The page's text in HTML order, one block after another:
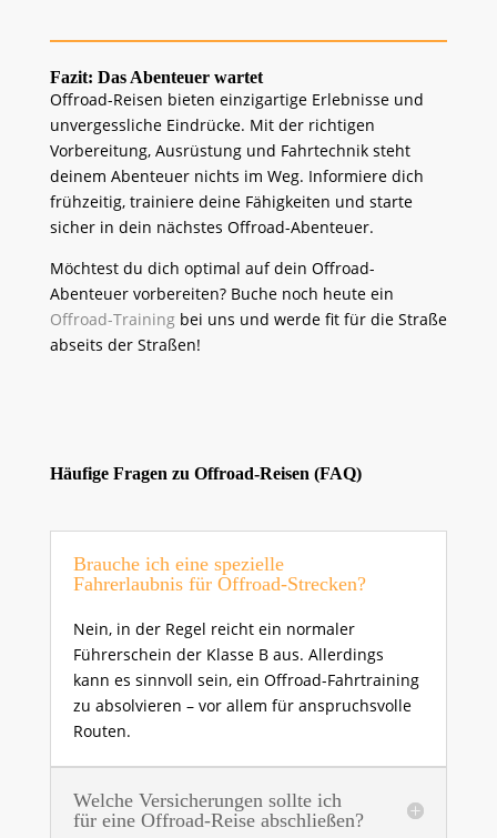
Fazit: Das Abenteuer wartet
Offroad-Reisen bieten einzigartige Erlebnisse und
unvergessliche Eindrücke. Mit der richtigen
Vorbereitung, Ausrüstung und Fahrtechnik steht
deinem Abenteuer nichts im Weg. Informiere dich
frühzeitig, trainiere deine Fähigkeiten und starte
sicher in dein nächstes Offroad-Abenteuer.
Möchtest du dich optimal auf dein Offroad-
Abenteuer vorbereiten? Buche noch heute ein
Offroad-Trainingbei uns und werde fit für die Straße
abseits der Straßen!
Häufige Fragen zu Offroad-Reisen (FAQ)
Brauche ich eine spezielle
Fahrerlaubnis für Offroad-Strecken?
Nein, in der Regel reicht ein normaler
Führerschein der Klasse B aus. Allerdings
kann es sinnvoll sein, ein Offroad-Fahrtraining
zu absolvieren – vor allem für anspruchsvolle
Routen.
Welche Versicherungen sollte ich
für eine Offroad-Reise abschließen?